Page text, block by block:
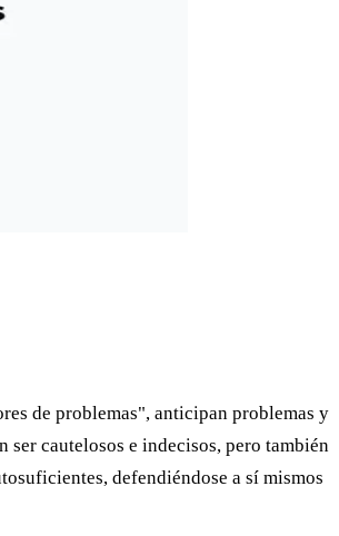
de problemas", anticipan problemas y
ser cautelosos e indecisos, pero también
defendiéndose a sí mismos